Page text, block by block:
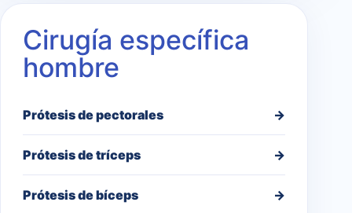
Cirugía específica
hombre
Prótesis de pectorales →
Prótesis de tríceps →
Prótesis de bíceps →